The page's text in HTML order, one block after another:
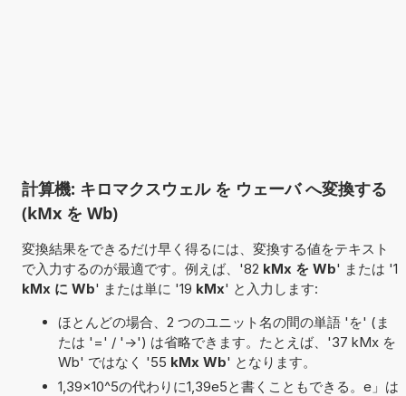
計算機: キロマクスウェル を ウェーバ へ変換する
(kMx を Wb)
変換結果をできるだけ早く得るには、変換する値をテキスト
で入力するのが最適です。例えば、'82 kMx を Wb' または '1
kMx に Wb' または単に '19 kMx' と入力します:
ほとんどの場合、2 つのユニット名の間の単語 'を' (ま
たは '=' / '->') は省略できます。たとえば、'37 kMx を
Wb' ではなく '55 kMx Wb' となります。
1,39×10^5の代わりに1,39e5と書くこともできる。e」は